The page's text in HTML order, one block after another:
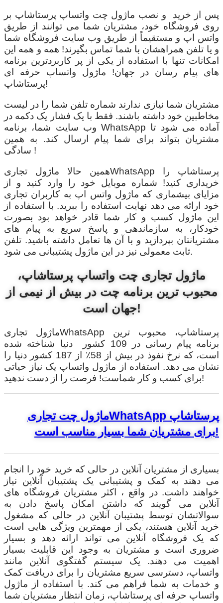
پس از خرید و نصب ماژول چت واتساپ پرستاشاپ بر
روی فروشگاه خود، مشتریان شما می توانند از طریق
واتس اپ و مستقیماً از طریق وب سایت فروشگاه شما
و یا تلفن همراهشان با شما تماس بگیرند! همه و همه این
امکانات تنها با استفاده از یکی از پر کاربردترین برنامه
های پیام رسان در جهان! ماژول واتساپ حرفه ای
پرستاشاپ!
مشتریان شما نیازی ندارند شماره تلفن شما را در لیست
مخاطبین خود داشته باشند. فقط با یک فشار یک دکمه در
وب سایت شما، برنامه WhatsApp آماده می شود تا
مشتریان بتواند برای شما پیام ارسال کند. به همین
سادگی !
همین حالا ماژول تجاریWhatsApp پرستاشاپ را
خریداری کنید! شماره موبایل خود را وارد کنید و از
مزایای بیشماری که ماژول واتس اپ به کاربران تجاری
خود ارائه می دهد نهایت استفاده را ببرید. با استفاده از
این ماژول کسب و کار شما قادر خواهد بود بصورت
خودکار، به سازماندهی و پاسخ سریع به پیام های
مشتریانتان بپردازید و با آن ها تعامل داشته باشید. تلفن
ثابت معمولی نیز در این ماژول پشتیبانی می شود.
ماژول تجاری چت واتساپ پرستاشاپ،
محبوب ترین برنامه چت در بیش از نیمی از
جهان است!
ماژول تجاریWhatsApp پرستاشاپ، محبوب ترین
برنامه پیام رسانی در 109 کشور دنیا شناخته شده
است، که نرخ نفوذ در بیش از 58٪ از 187 کشور دنیا را
نشان می دهد. استفاده از ماژول واتساپ یک نیاز حیاتی
برای کسب و کار شماست! فرصت را از دست ندهید!
ماژول چت تجاریWhatsApp پرستاشاپ
برای مشتریان شما بسیار مناسب است!
بسیاری از مشتریان آنلاین در حالی که خرید خود را انجام
می دهند به کمک و پشتیبانی یک پشتیبان آنلاین نیاز
خواهند داشت. در واقع ، اکثر مشتریان فروشگاه های
آنلاین می گویند که داشتن امکان پاسخ دادن به
سوالاتشان توسط پشتیبان آنلاین در حالی که مشغول
خرید آنلاین هستند، یکی از مهمترین ویژگی هایی است
که یک فروشگاه آنلاین می تواند ارائه دهد و بسیار
ضروری است و مشتریان به وجود این قابلیت بسیار
اهمیت می دهند. یک سیستم گفتگوی آنلاین مانند
واتساپ، دسترسی سریع مشتریان را برای دریافت کمک
و خدمات به شما فراهم می کند. با استفاده از ماژول
واتساپ حرفه ای پرستاشاپ، زمان انتظار مشتریان شما